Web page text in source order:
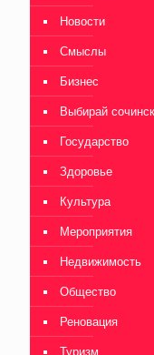
Новости
Смыслы
Бизнес
Выбирай
Государство
Здоровье
Культура
Мероприятия
Недвижимость
Общество
Реновация
Туризм